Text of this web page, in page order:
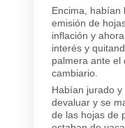
Encima, habían
emisión de
inflación y
interés y
palmera ante el
cambiario.
Habían jurado
devaluar y se
de las hojas de